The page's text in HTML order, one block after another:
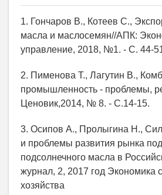
1. Гончаров В., Котеев С.,
масла и маслосемян//АПК:
управление, 2018, №1. - С. 44-
2. Пименова Т., Лагутин В.,
промышленность - проблемы,
Ценовик,2014, № 8. - С.14-15.
3. Осипов А., Пролыгина Н.,
и проблемы развития рынка
подсолнечного масла в
журнал, 2, 2017 год Экономика
хозяйства